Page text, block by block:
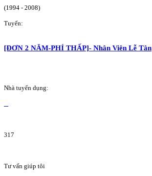
(1994 - 2008)
Tuyển:
[ĐƠN 2 NĂM-PHÍ THẤP]- Nhân Viên Lễ Tân
Nhà tuyển dụng:
317
Tư vấn giúp tôi